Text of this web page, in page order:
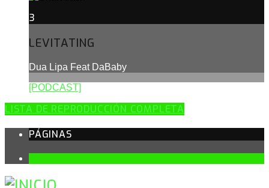
3
LEVITATING
Dua Lipa Feat DaBaby
[PODCAST]
LISTA DE REPRODUCCIÓN COMPLETA
PÁGINAS